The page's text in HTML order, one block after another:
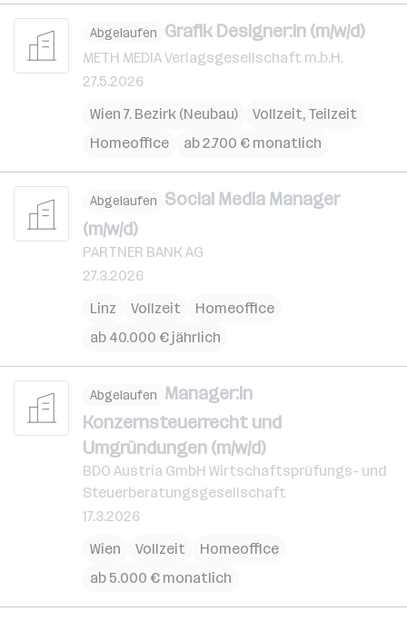
Abgelaufen Grafik Designer:in (m/w/d)
METH MEDIA Verlagsgesellschaft m.b.H.
27.5.2026
Wien 7. Bezirk (Neubau)
Vollzeit, Teilzeit
Homeoffice
ab 2.700 € monatlich
Abgelaufen Social Media Manager
(m/w/d)
PARTNER BANK AG
27.3.2026
Linz
Vollzeit
Homeoffice
ab 40.000 € jährlich
Abgelaufen Manager:in
Konzernsteuerrecht und
Umgründungen (m/w/d)
BDO Austria GmbH Wirtschaftsprüfungs- und
Steuerberatungsgesellschaft
17.3.2026
Wien
Vollzeit
Homeoffice
ab 5.000 € monatlich